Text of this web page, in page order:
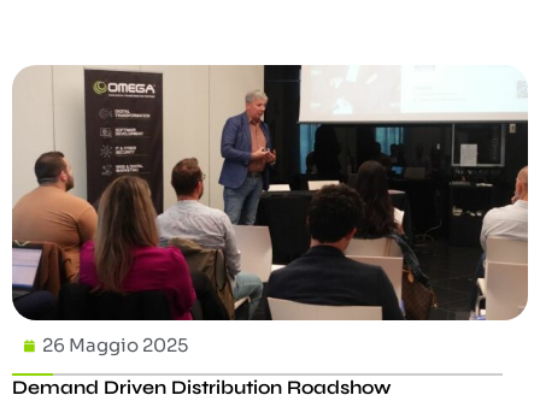
26 Maggio 2025
Demand Driven Distribution Roadshow